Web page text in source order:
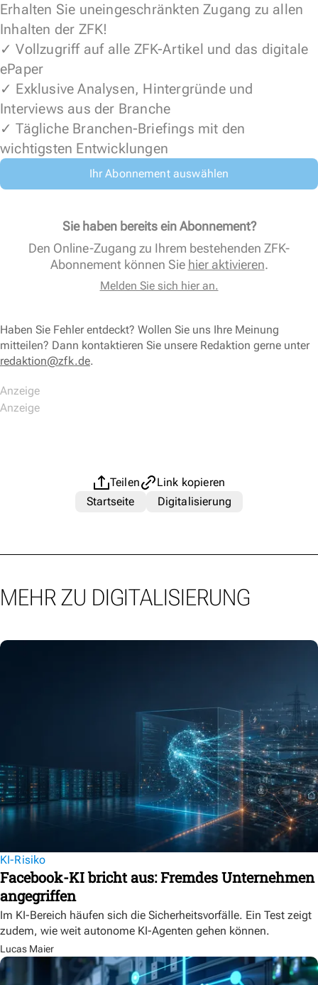
Erhalten Sie uneingeschränkten Zugang zu allen
Inhalten der ZFK!
✓ Vollzugriff auf alle ZFK-Artikel und das digitale
ePaper
✓ Exklusive Analysen, Hintergründe und
Interviews aus der Branche
✓ Tägliche Branchen-Briefings mit den
wichtigsten Entwicklungen
Ihr Abonnement auswählen
Sie haben bereits ein Abonnement?
Den Online-Zugang zu Ihrem bestehenden ZFK-
Abonnement können Sie hier aktivieren.
Melden Sie sich hier an.
Haben Sie Fehler entdeckt? Wollen Sie uns Ihre Meinung
mitteilen? Dann kontaktieren Sie unsere Redaktion gerne unter
redaktion@zfk.de.
Teilen
Link kopieren
Startseite
Digitalisierung
MEHR ZU DIGITALISIERUNG
KI-Risiko
Facebook-KI bricht aus: Fremdes Unternehmen
angegriffen
Im KI-Bereich häufen sich die Sicherheitsvorfälle. Ein Test zeigt
zudem, wie weit autonome KI-Agenten gehen können.
Lucas Maier